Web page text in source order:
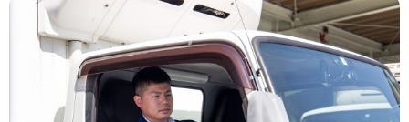
お問い合わせ